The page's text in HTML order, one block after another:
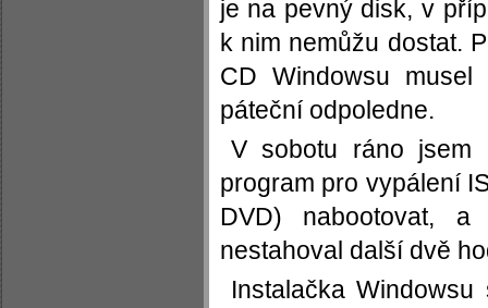
je na pevný disk, v
k nim nemůžu dostat.
CD Windowsu
páteční odpoledne.
V sobotu ráno jsem
program pro vypálení
DVD) nabootovat,
nestahoval další dvě
Instalačka